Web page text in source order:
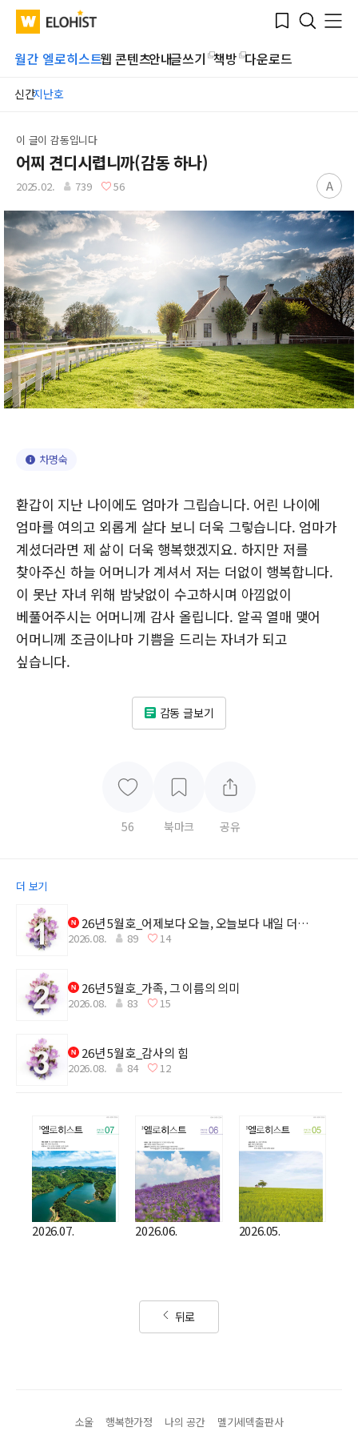
WATV Elohist-
Home
Bookmark
Search
Menu
월간 엘로히스트웹 콘텐츠안내글쓰기 책방 다운로드
신간지난호
Submit
이 글이 감동입니다
어찌 견디시렵니까(감동 하나)
2025.02. 739 56 A
차명숙
환갑이 지난 나이에도 엄마가 그립습니다. 어린 나이에
엄마를 여의고 외롭게 살다 보니 더욱 그렇습니다. 엄마가
계셨더라면 제 삶이 더욱 행복했겠지요. 하지만 저를
찾아주신 하늘 어머니가 계셔서 저는 더없이 행복합니다.
이 못난 자녀 위해 밤낮없이 수고하시며 아낌없이
베풀어주시는 어머니께 감사 올립니다. 알곡 열매 맺어
어머니께 조금이나마 기쁨을 드리는 자녀가 되고
싶습니다.
감동 글보기
56 북마크 공유
더 보기
26년 5월호_어제보다 오늘, 오늘보다 내일 더
깊어지는 감사
2026.08. 89 14
26년 5월호_가족, 그 이름의 의미
2026.08. 83 15
26년 5월호_감사의 힘
2026.08. 84 12
2026.07. 2026.06. 2026.05.
뒤로
소울 행복한가정 나의 공간 멜기세덱출판사